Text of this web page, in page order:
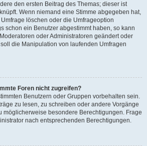
den ersten Beitrag des Themas; dieser ist
Wenn niemand eine Stimme abgegeben hat,
löschen oder die Umfrageoption
schon ein Benutzer abgestimmt haben, so kann
oder Administratoren geändert oder
die Manipulation von laufenden Umfragen
Foren nicht zugreifen?
Benutzern oder Gruppen vorbehalten sein.
zu lesen, zu schreiben oder andere Vorgänge
möglicherweise besondere Berechtigungen. Frage
nach entsprechenden Berechtigungen.